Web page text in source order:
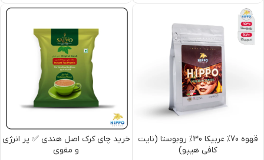
قهوه 70% عربیکا 30% روبوستا (نایت
کافی هیپو)
خرید چای کرک اصل هندی ✅ پر انرژی
و مقوی